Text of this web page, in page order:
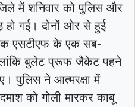
में शनिवार को पुलिस और
हो गई। दोनों ओर से हुई
एसटीएफ के एक सब-
बुलेट प्रूफ जैकेट पहने
पुलिस ने आत्मरक्षा में
को गोली मारकर काबू